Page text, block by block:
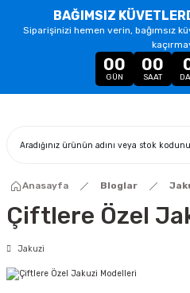
BAĞIMSIZ
Siparişinizi hemen verin, bağımsız
00
GÜN
00
SAAT
Anasayfa Bloglar
Çiftlere Özel
Jakuzi